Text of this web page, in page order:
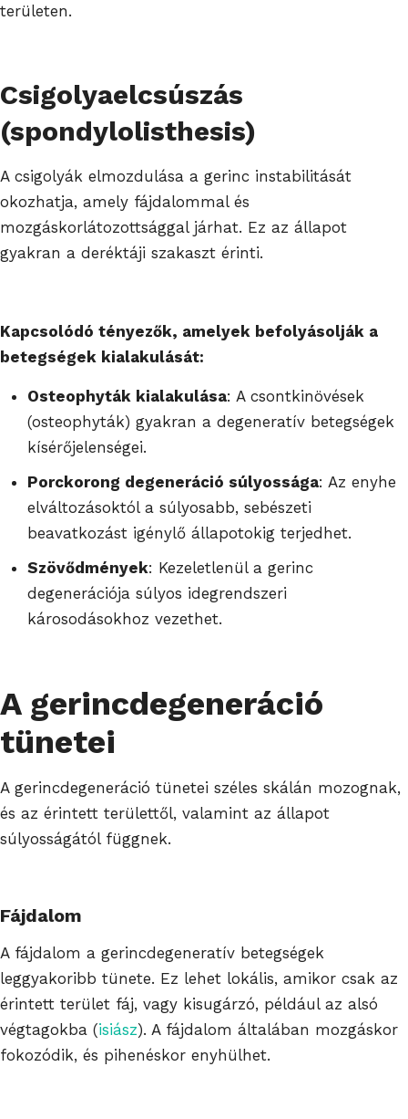
területen.
Csigolyaelcsúszás
(spondylolisthesis)
A csigolyák elmozdulása a gerinc instabilitását
okozhatja, amely fájdalommal és
mozgáskorlátozottsággal járhat. Ez az állapot
gyakran a deréktáji szakaszt érinti.
Kapcsolódó tényezők, amelyek befolyásolják a
betegségek kialakulását:
Osteophyták kialakulása: A csontkinövések
(osteophyták) gyakran a degeneratív betegségek
kísérőjelenségei.
Porckorong degeneráció súlyossága: Az enyhe
elváltozásoktól a súlyosabb, sebészeti
beavatkozást igénylő állapotokig terjedhet.
Szövődmények: Kezeletlenül a gerinc
degenerációja súlyos idegrendszeri
károsodásokhoz vezethet.
A gerincdegeneráció
tünetei
A gerincdegeneráció tünetei széles skálán mozognak,
és az érintett területtől, valamint az állapot
súlyosságától függnek.
Fájdalom
A fájdalom a gerincdegeneratív betegségek
leggyakoribb tünete. Ez lehet lokális, amikor csak az
érintett terület fáj, vagy kisugárzó, például az alsó
végtagokba (isiász). A fájdalom általában mozgáskor
fokozódik, és pihenéskor enyhülhet.